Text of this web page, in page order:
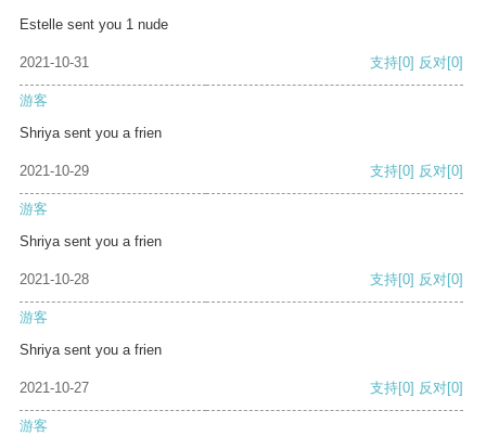
Estelle sent you 1 nude
2021-10-31 支持[0] 反对[0]
游客
Shriya sent you a frien
2021-10-29 支持[0] 反对[0]
游客
Shriya sent you a frien
2021-10-28 支持[0] 反对[0]
游客
Shriya sent you a frien
2021-10-27 支持[0] 反对[0]
游客